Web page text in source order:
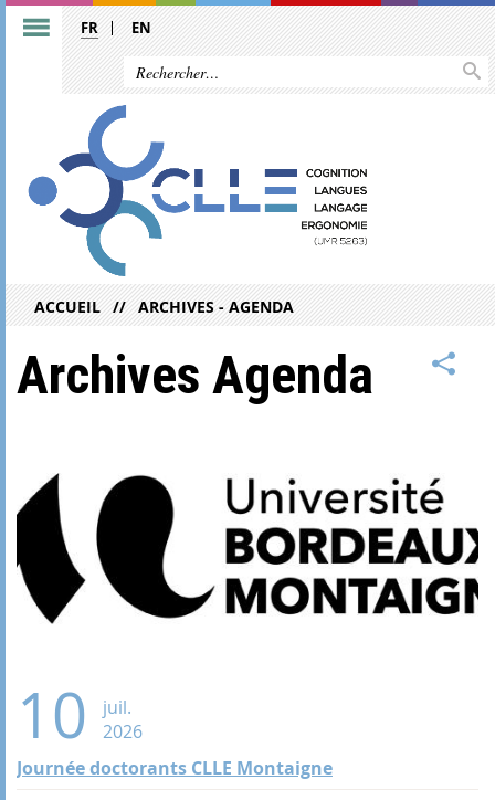
FR EN
ACCUEIL ARCHIVES - AGENDA
Archives Agenda
10
juil.
2026
Journée doctorants CLLE Montaigne